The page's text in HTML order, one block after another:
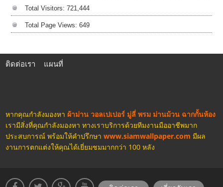
Total Visitors: 721,444
Total Page Views: 649
ติดต่อเรา แผนที่
หากคุณกำลังมองหา ผ้าม่าน วอลเปเปอร์ มู่ลี่ พรม ม่านม้วน ฉากกั้นห้อง
เรามีสิ่งที่คุณกำลังมองหา ทางเราบริการด้วยทีมงานมืออาชีพมาก
ประสบการณ์ พร้อมให้คำปรึกษา www.siamwallpaper.com มีผล
งานการตกแต่งให้คุณได้เยี่ยมชมมากกว่า 100 หลัง